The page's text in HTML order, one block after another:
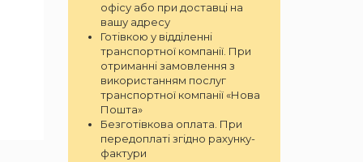
офісу або при доставці на
вашу адресу
Готівкою у відділенні
транспортної компанії. При
отриманні замовлення з
використанням послуг
транспортної компанії «Нова
Пошта»
Безготівкова оплата. При
передоплаті згідно рахунку-
фактури